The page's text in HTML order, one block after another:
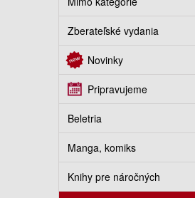
Zberateľské vydania
Novinky
Pripravujeme
Beletria
Manga, komiks
Knihy pre náročných